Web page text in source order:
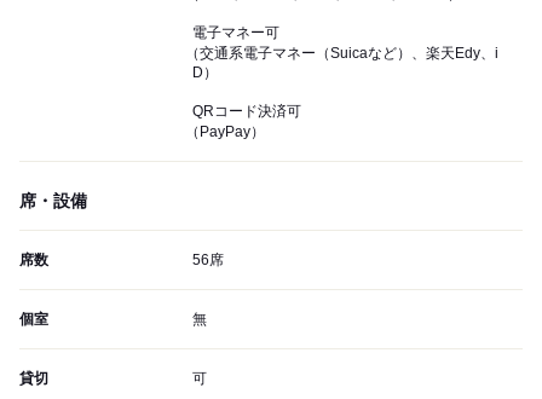
電子マネー可
（交通系電子マネー（Suicaなど）、楽天Edy、i
D）
QRコード決済可
（PayPay）
席・設備
席数 56席
個室 無
貸切 可